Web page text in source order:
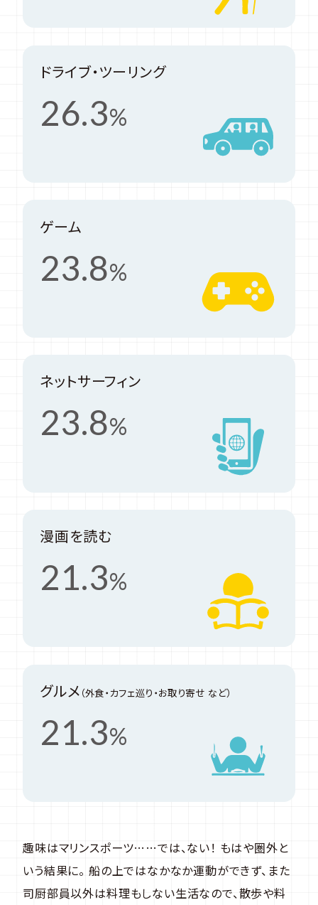
ドライブ・ツーリング
26.3%
ゲーム
23.8%
ネットサーフィン
23.8%
漫画を読む
21.3%
グルメ （外食・カフェ巡り・お取り寄せ など）
21.3%
趣味はマリンスポーツ……では、ない！ もはや圏外と
いう結果に。 船の上ではなかなか運動ができず、また
司厨部員以外は料理もしない生活なので、散歩や料